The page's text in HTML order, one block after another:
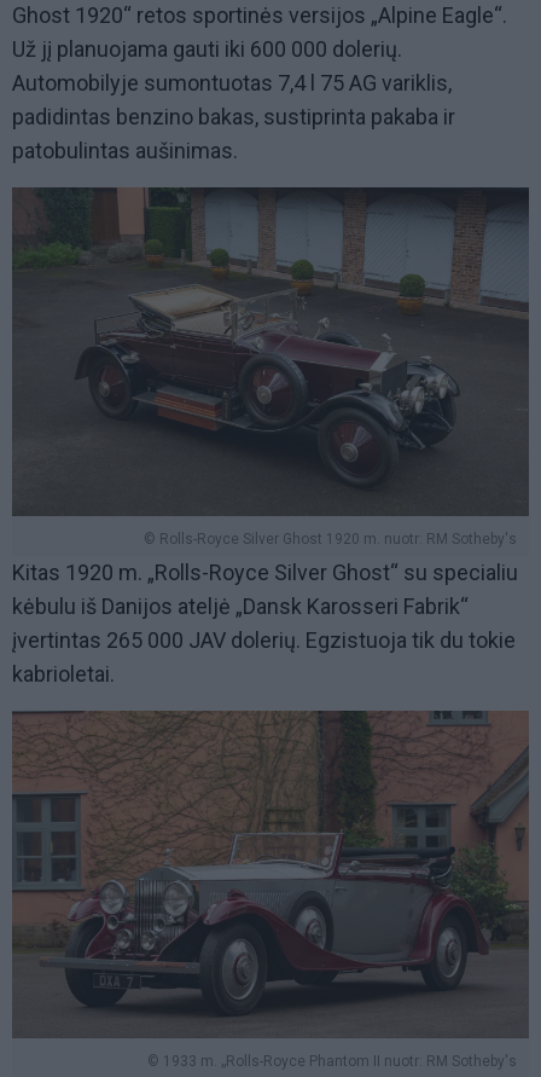
Ghost 1920“ retos sportinės versijos „Alpine Eagle“.
Už jį planuojama gauti iki 600 000 dolerių.
Automobilyje sumontuotas 7,4 l 75 AG variklis,
padidintas benzino bakas, sustiprinta pakaba ir
patobulintas aušinimas.
© Rolls-Royce Silver Ghost 1920 m. nuotr: RM Sotheby's
Kitas 1920 m. „Rolls-Royce Silver Ghost“ su specialiu
kėbulu iš Danijos ateljė „Dansk Karosseri Fabrik“
įvertintas 265 000 JAV dolerių. Egzistuoja tik du tokie
kabrioletai.
© 1933 m. „Rolls-Royce Phantom II nuotr: RM Sotheby's